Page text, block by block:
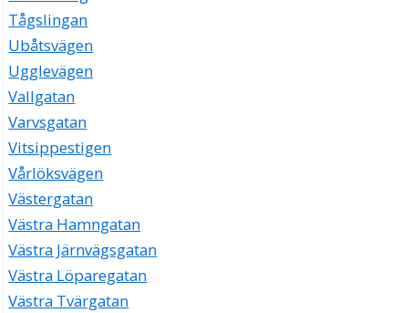
Tågslingan
Ubåtsvägen
Ugglevägen
Vallgatan
Varvsgatan
Vitsippestigen
Vårlöksvägen
Västergatan
Västra Hamngatan
Västra Järnvägsgatan
Västra Löparegatan
Västra Tvärgatan